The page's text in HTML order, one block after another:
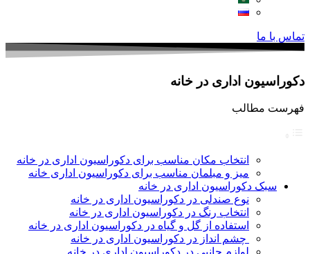
تماس با ما
دکوراسیون اداری در خانه
فهرست مطالب
انتخاب مکان مناسب برای دکوراسیون اداری در خانه
میز و مبلمان مناسب برای دکوراسیون اداری خانه
سبک دکوراسیون اداری در خانه
نوع صندلی در دکوراسیون اداری در خانه
انتخاب رنگ در دکوراسیون اداری در خانه
استفاده از گل و گیاه در دکوراسیون اداری در خانه
چشم انداز در دکوراسیون اداری در خانه